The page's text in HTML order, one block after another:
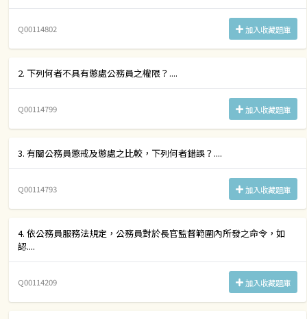
Q00114802 加入收藏題庫
2. 下列何者不具有懲處公務員之權限？....
Q00114799 加入收藏題庫
3. 有關公務員懲戒及懲處之比較，下列何者錯誤？....
Q00114793 加入收藏題庫
4. 依公務員服務法規定，公務員對於長官監督範圍內所發之命令，如
認....
Q00114209 加入收藏題庫